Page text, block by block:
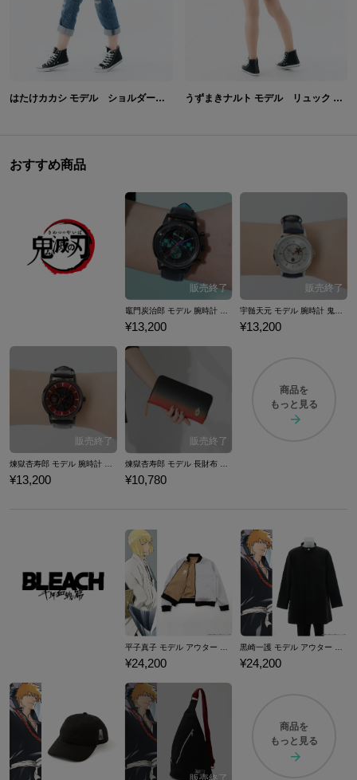
はたけカカシ モデル ショルダーバッグ バッグ NARUTO-ナルト-疾風伝 うずまきナルト モデル リュック バッグ NARUTO-ナルト-疾風伝
おすすめ商品
¥13,200 ¥13,200
煉獄杏寿郎 モデル 腕時計 鬼滅の刃
¥13,200
煉獄杏寿郎 モデル 長財布 鬼滅の刃
¥10,780
商品を
もっと見る
¥24,200 ¥24,200
商品を
もっと見る